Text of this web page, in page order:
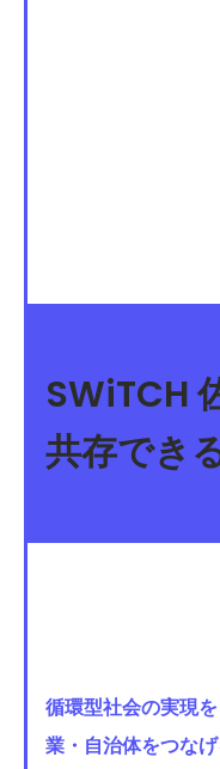
SWiTCH
共存でき
循環型社会の実現
業・自治体をつな